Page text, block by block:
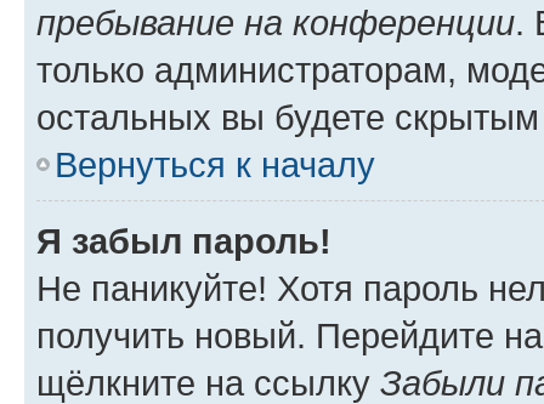
пребывание на конференции.
только администраторам,
остальных вы будете
Вернуться к началу
Я забыл пароль!
Не паникуйте! Хотя пароль
получить новый. Перейдите
щёлкните на ссылку Забыли